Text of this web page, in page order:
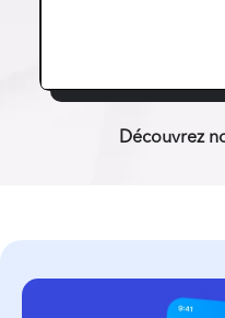
Découvrez